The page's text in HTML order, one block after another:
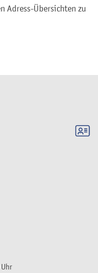
Adress-Übersichten zu